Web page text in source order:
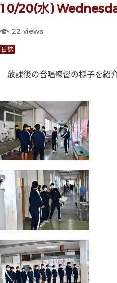
10/20(水)
22 views
日誌
放課後の合唱練習の様子を紹